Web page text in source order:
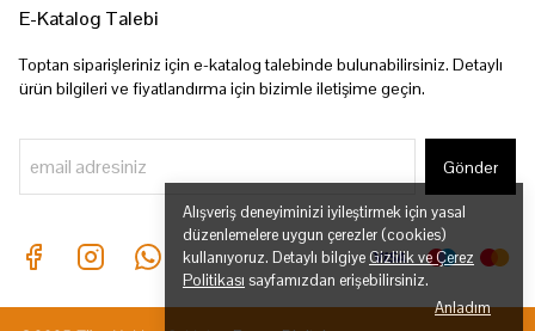
Alışveriş deneyiminizi iyileştirmek için yasal
düzenlemelere uygun çerezler (cookies)
kullanıyoruz. Detaylı bilgiye Gizlilik ve Çerez
Politikası sayfamızdan erişebilirsiniz.
Anladım
E-Katalog Talebi
Toptan siparişleriniz için e-katalog talebinde bulunabilirsiniz. Detaylı
ürün bilgileri ve fiyatlandırma için bizimle iletişime geçin.
Gönder